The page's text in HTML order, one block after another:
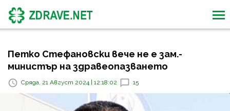
Петко Стефановски вече не е зам.-
министър на здравеопазването
Сряда, 21 Август 2024 | 12:18:02 15